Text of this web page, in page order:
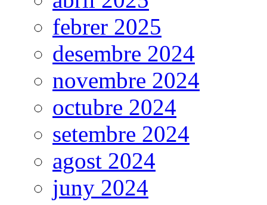
febrer 2025
desembre 2024
novembre 2024
octubre 2024
setembre 2024
agost 2024
juny 2024